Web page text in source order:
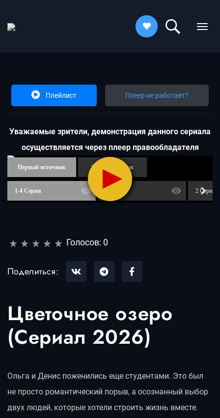
Плейлист Плеер не работает?
Увaжaeмыe зpитeли, дeмoнcтpaция дaннoгo cepиaлa
ocущecтвляeтcя чepeз плeep пpaвooблaдaтeля
Первый источник Второй источник
1-4 Серия 2 Серия
Поделиться:
Голосов: 0
Цветочное озеро
(Сериал 2026)
Ольга и Денис поженились еще студентами. Это был
не просто романтический порыв, а осознанный выбор
двух людей, которые хотели строить жизнь вместе.